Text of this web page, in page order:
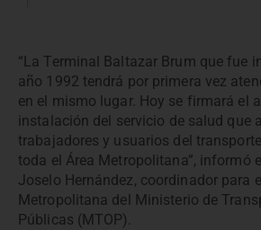
“La Terminal Baltazar Brum que fue
año 1992 tendrá por primera vez
en el mismo lugar. Hoy se firmará el
instalación del servicio de salud que
trabajadores y usuarios del
toda el Área Metropolitana”, informó
Joselo Hernández, coordinador para
Metropolitana del Ministerio de
Públicas (MTOP).